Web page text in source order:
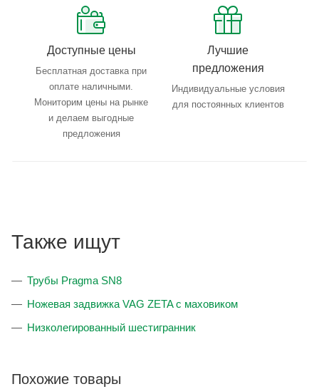
Доступные цены
Бесплатная доставка при
оплате наличными.
Мониторим цены на рынке
и делаем выгодные
предложения
Лучшие
предложения
Индивидуальные условия
для постоянных клиентов
Также ищут
Трубы Pragma SN8
Ножевая задвижка VAG ZETA с маховиком
Низколегированный шестигранник
Похожие товары